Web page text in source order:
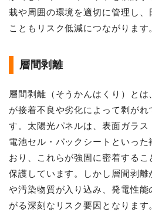
栽や周囲の環境を適切に管理し、
こともリスク低減につながります
層間剥離
層間剥離（そうかんはくり）と
が接着不良や劣化によって剥がれ
す。太陽光パネルは、表面ガラ
電池セル・バックシートといった
おり、これらが強固に密着するこ
保護しています。しかし層間剥
や汚染物質が入り込み、発電性能
がる深刻なリスク要因となります